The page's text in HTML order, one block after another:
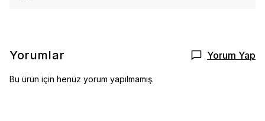
Yorumlar Yorum Yap
Bu ürün için henüz yorum yapılmamış.